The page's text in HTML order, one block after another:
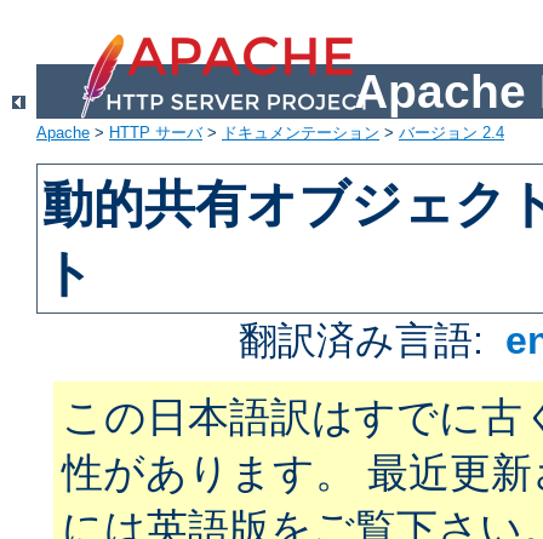
Apache
Apache > HTTP サーバ> ドキュメンテーション > バージョン 2.4
動的共有オブジェク
ト
翻訳済み言語:
この日本語訳はすでに古
性があります。 最近更
には英語版をご覧下さい